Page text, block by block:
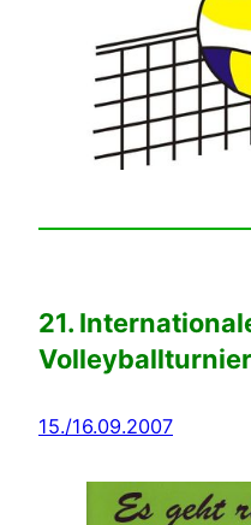
21.
Volleyballturnier
15./16.09.2007